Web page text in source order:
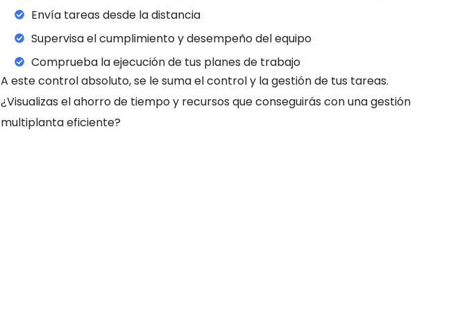
Envía tareas desde la distancia
Supervisa el cumplimiento y desempeño del equipo
Comprueba la ejecución de tus planes de trabajo
A este control absoluto, se le suma el control y la gestión de tus tareas.
¿Visualizas el ahorro de tiempo y recursos que conseguirás con una gestión
multiplanta eficiente?